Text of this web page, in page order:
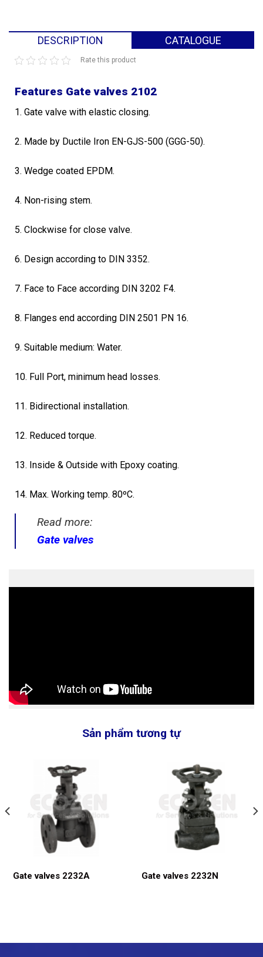
DESCRIPTION CATALOGUE
Rate this product
Features Gate valves 2102
1. Gate valve with elastic closing.
2. Made by Ductile Iron EN-GJS-500 (GGG-50).
3. Wedge coated EPDM.
4. Non-rising stem.
5. Clockwise for close valve.
6. Design according to DIN 3352.
7. Face to Face according DIN 3202 F4.
8. Flanges end according DIN 2501 PN 16.
9. Suitable medium: Water.
10. Full Port, minimum head losses.
11. Bidirectional installation.
12. Reduced torque.
13. Inside & Outside with Epoxy coating.
14. Max. Working temp. 80ºC.
Read more:
Gate valves
Sản phẩm tương tự
Gate valves 2232A Gate valves 2232N